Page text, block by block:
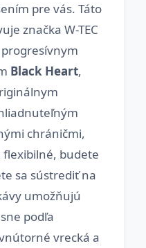
pre vás. Táto
značka W-TEC
Black Heart,
chráničmi,
flexibilné, budete
sa sústrediť na
umožňujú
podľa
vrecká a